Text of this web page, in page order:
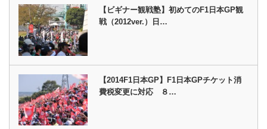
【ビギナー観戦塾】初めてのF1日本GP観
戦（2012ver.）日…
【2014F1日本GP】F1日本GPチケット消
費税変更に対応 ８…